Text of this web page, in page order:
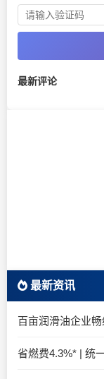
最新评论
最新资讯
百亩润滑油企业
省燃费4.3%* | 统